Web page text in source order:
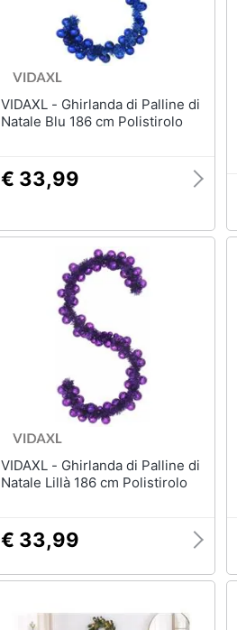
VIDAXL - Ghirlanda di Palline di
Natale Blu 186 cm Polistirolo
€ 33,99
VIDAXL - Ghirlanda di Palline di
Natale Lillà 186 cm Polistirolo
€ 33,99